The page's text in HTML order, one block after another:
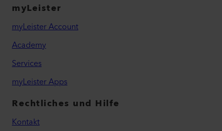
myLeister
myLeister Account
Academy
Services
myLeister Apps
Rechtliches und Hilfe
Kontakt